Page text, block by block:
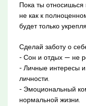
Пока ты относишься
не как к
будет только
Сделай заботу о
- Сон и отдых — не
- Личные интересы
личности.
- Эмоциональный
нормальной жизни.